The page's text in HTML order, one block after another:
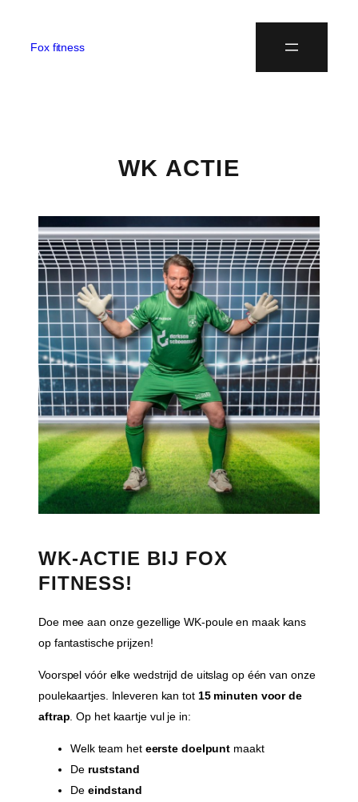
Fox fitness
WK ACTIE
WK-ACTIE BIJ FOX
FITNESS!
Doe mee aan onze gezellige WK-poule en maak kans
op fantastische prijzen!
Voorspel vóór elke wedstrijd de uitslag op één van onze
poulekaartjes. Inleveren kan tot 15 minuten voor de
aftrap . Op het kaartje vul je in:
Welk team het eerste doelpunt maakt
De ruststand
De eindstand